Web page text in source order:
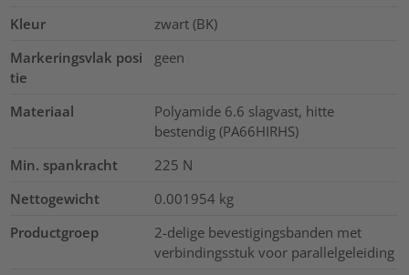
Kleur
zwart (BK)
Markeringsvlak posi
tie
geen
Materiaal
Polyamide 6.6 slagvast, hitte
bestendig (PA66HIRHS)
Min. spankracht
225 N
Nettogewicht
0.001954 kg
Productgroep
2-delige bevestigingsbanden met
verbindingsstuk voor parallelgeleiding